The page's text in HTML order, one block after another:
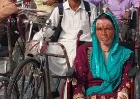
र
ण
वि
त
रि
त
,
म